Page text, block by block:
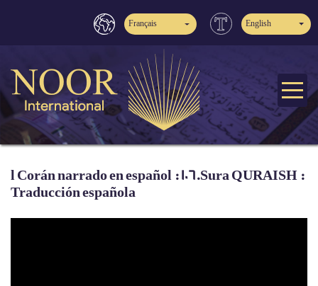
Français English
l Corán narrado en español : 106.Sura QURAISH :
Traducción española